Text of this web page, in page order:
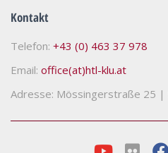
Kontakt
Telefon: +43 (0) 463 37 978
Email: office(at)htl-klu.at
Adresse: Mössingerstraße 25 |